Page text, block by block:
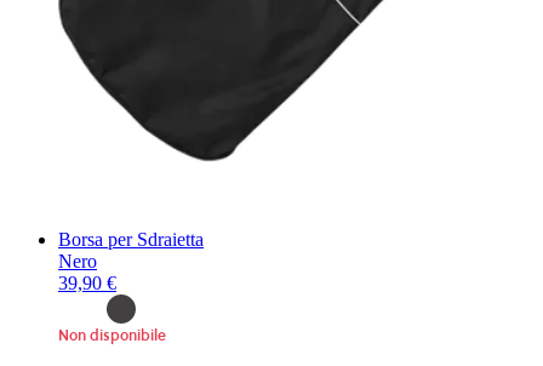
Borsa per Sdraietta
Nero
39,90 €
Non disponibile